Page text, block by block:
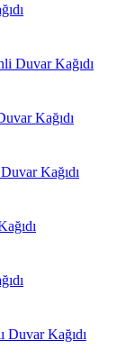
Duvar Kağıdı
Kağıdı
Kağıdı
Duvar Kağıdı